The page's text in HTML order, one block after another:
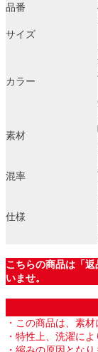
品番
サイズ
カラー
素材
混率
仕様
こちらの商品は「
いませ。
・この商品は、素
・特性上、洗濯に
・縮みの原因とな